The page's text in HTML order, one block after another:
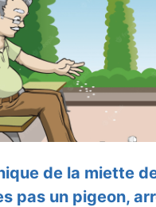
de la miette
pas un pigeon,